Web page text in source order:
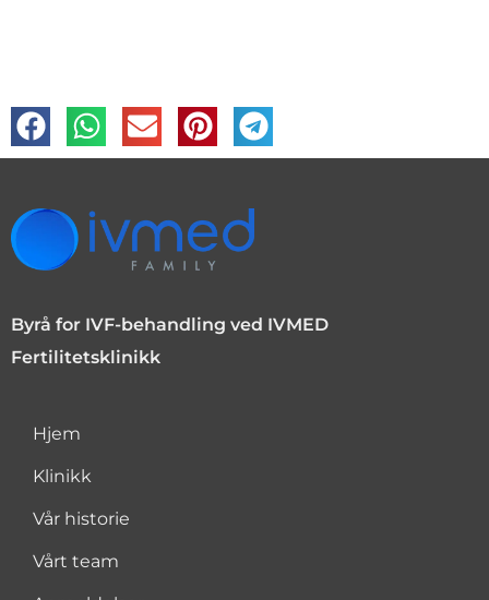
Byrå for IVF-behandling ved IVMED
Fertilitetsklinikk
Hjem
Klinikk
Vår historie
Vårt team